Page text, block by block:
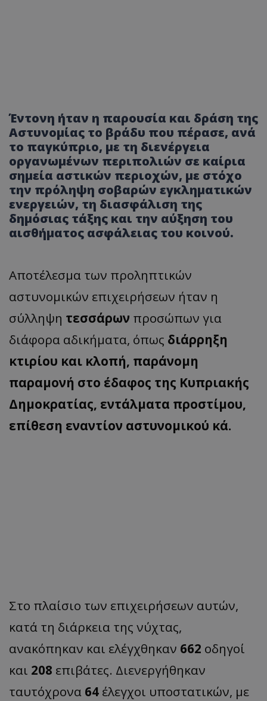
Έντονη ήταν η παρουσία και δράση της
Αστυνομίας το βράδυ που πέρασε, ανά
το παγκύπριο, με τη διενέργεια
οργανωμένων περιπολιών σε καίρια
σημεία αστικών περιοχών, με στόχο
την πρόληψη σοβαρών εγκληματικών
ενεργειών, τη διασφάλιση της
δημόσιας τάξης και την αύξηση του
αισθήματος ασφάλειας του κοινού.
Αποτέλεσμα των προληπτικών
αστυνομικών επιχειρήσεων ήταν η
σύλληψη τεσσάρων προσώπων για
διάφορα αδικήματα, όπως διάρρηξη
κτιρίου και κλοπή, παράνομη
παραμονή στο έδαφος της Κυπριακής
Δημοκρατίας, εντάλματα προστίμου,
επίθεση εναντίον αστυνομικού κά.
Στο πλαίσιο των επιχειρήσεων αυτών,
κατά τη διάρκεια της νύχτας,
ανακόπηκαν και ελέγχθηκαν 662 οδηγοί
και 208 επιβάτες. Διενεργήθηκαν
ταυτόχρονα 64 έλεγχοι υποστατικών, με